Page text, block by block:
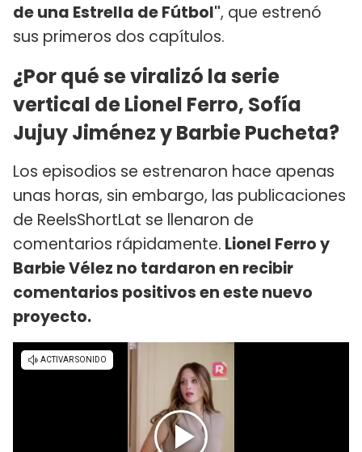
de una Estrella de Fútbol", que estrenó
sus primeros dos capítulos.
¿Por qué se viralizó la serie
vertical de Lionel Ferro, Sofía
Jujuy Jiménez y Barbie Pucheta?
Los episodios se estrenaron hace apenas
unas horas, sin embargo, las publicaciones
de ReelsShortLat se llenaron de
comentarios rápidamente. Lionel Ferro y
Barbie Vélez no tardaron en recibir
comentarios positivos en este nuevo
proyecto.